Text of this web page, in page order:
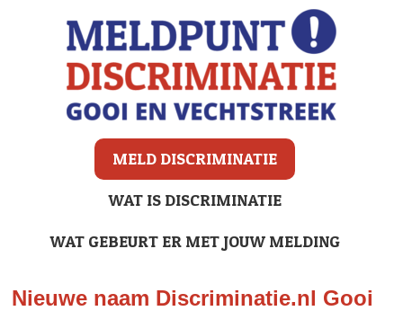
MELD DISCRIMINATIE
WAT IS DISCRIMINATIE
WAT GEBEURT ER MET JOUW MELDING
Nieuwe naam Discriminatie.nl Gooi